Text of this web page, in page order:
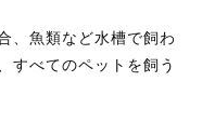
、魚類など水槽で飼わ
すべてのペットを飼う